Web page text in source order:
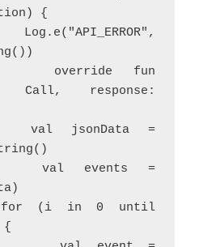
{
Call, response:
{